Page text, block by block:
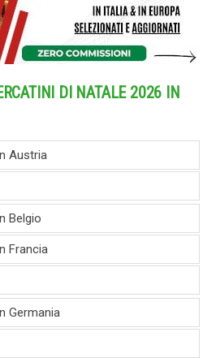
DI NATALE 2026 IN
Austria
Belgio
Francia
Germania